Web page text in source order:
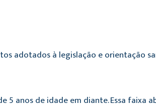
adotados à legislação e orientação
anos de idade em diante. Essa faixa